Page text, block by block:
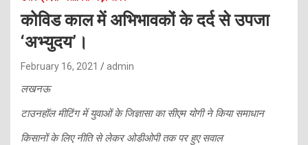
कोविड काल में अभिभावकों के दर्द से उपजा
‘अभ्युदय’।
February 16, 2021 admin
लखनऊ
टाउनहॉल मीटिंग में युवाओं के जिज्ञासा का सीएम योगी ने किया समाधान
किसानों के लिए नीति से लेकर ओडीओपी तक पर हुए सवाल